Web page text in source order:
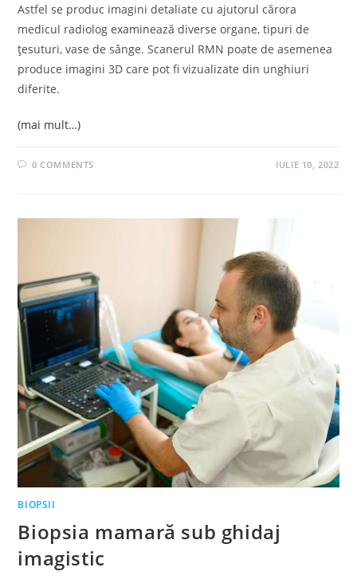
Astfel se produc imagini detaliate cu ajutorul cărora
medicul radiolog examinează diverse organe, tipuri de
țesuturi, vase de sânge. Scanerul RMN poate de asemenea
produce imagini 3D care pot fi vizualizate din unghiuri
diferite.
(mai mult…)
0 COMMENTS IULIE 10, 2022
BIOPSII
Biopsia mamară sub ghidaj
imagistic